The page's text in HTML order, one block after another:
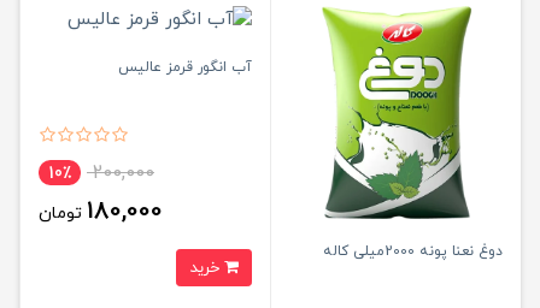
دوغ نعنا پونه 2000میلی کاله
آب انگور قرمز عالیس
200,000 10٪
180,000 تومان